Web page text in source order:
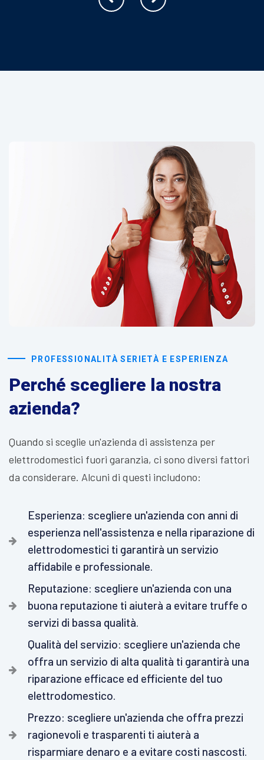
PROFESSIONALITÀ SERIETÀ E ESPERIENZA
Perché scegliere la nostra
azienda?
Quando si sceglie un'azienda di assistenza per
elettrodomestici fuori garanzia, ci sono diversi fattori
da considerare. Alcuni di questi includono:
Esperienza: scegliere un'azienda con anni di
esperienza nell'assistenza e nella riparazione di
elettrodomestici ti garantirà un servizio
affidabile e professionale.
Reputazione: scegliere un'azienda con una
buona reputazione ti aiuterà a evitare truffe o
servizi di bassa qualità.
Qualità del servizio: scegliere un'azienda che
offra un servizio di alta qualità ti garantirà una
riparazione efficace ed efficiente del tuo
elettrodomestico.
Prezzo: scegliere un'azienda che offra prezzi
ragionevoli e trasparenti ti aiuterà a
risparmiare denaro e a evitare costi nascosti.